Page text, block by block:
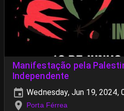
Manifestação pela
Independente
Wednesday, Jun 19, 2024,
Porta Férrea